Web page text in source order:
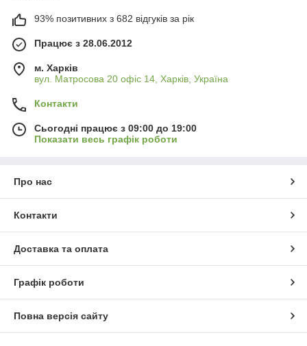
зварювальних робіт
Прямі постачання з заводів «Abicor Binzel»,
«СЕЛМА», «Донмет», «Фрунзе Електрод»,
«Вісток», «SSVA» і ін. Є всі необхідні сертифікати
Подивитися каталог
зварювальних робіт
93% позитивних з 682 відгуків за рік
Працює з 28.06.2012
м. Харків
вул. Матросова 20 офіс 14, Харків, Україна
Контакти
Сьогодні працює з 09:00 до 19:00
Показати весь графік роботи
Про нас
Контакти
Доставка та оплата
Графік роботи
Повна версія сайту